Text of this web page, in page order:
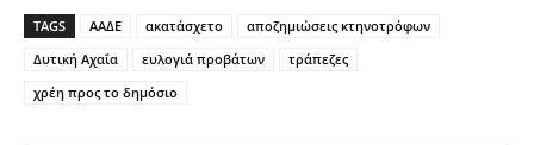
TAGS ΑΑΔΕ ακατάσχετο
αποζημιώσεις κτηνοτρόφων
Δυτική Αχαΐα
ευλογιά προβάτων
τράπεζες
χρέη προς το δημόσιο